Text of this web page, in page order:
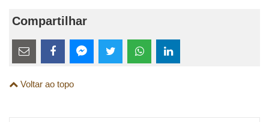
Compartilhar
Estes
links
são
esta
esta
Voltar ao topo